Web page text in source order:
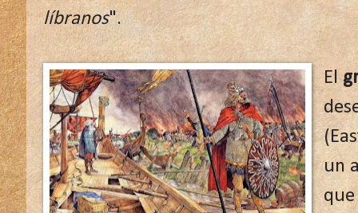
líbranos".
El
un